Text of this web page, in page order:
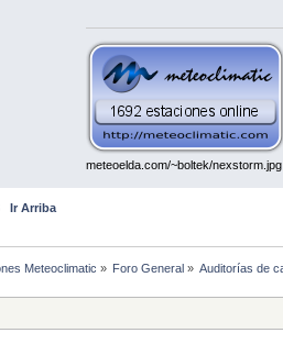
meteoelda.com/~boltek/nexstorm.jpg
Ir Arriba
Meteoclimatic » Foro General» Auditorías de